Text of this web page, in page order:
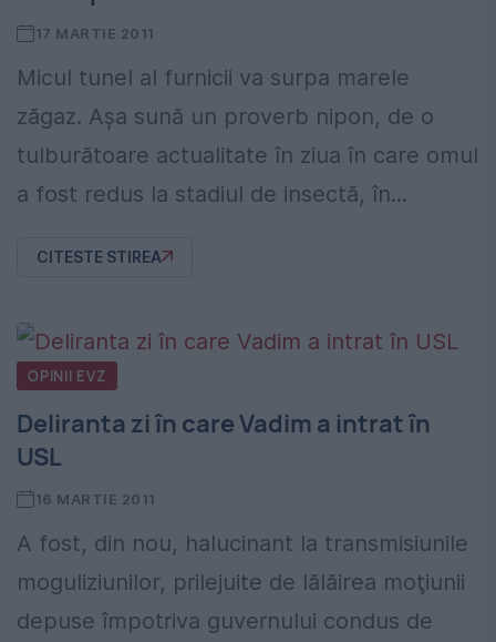
17 MARTIE 2011
Micul tunel al furnicii va surpa marele
zăgaz. Aşa sună un proverb nipon, de o
tulburătoare actualitate în ziua în care omul
a fost redus la stadiul de insectă, în...
CITESTE STIREA
OPINII EVZ
Deliranta zi în care Vadim a intrat în
USL
16 MARTIE 2011
A fost, din nou, halucinant la transmisiunile
moguliziunilor, prilejuite de lălăirea moţiunii
depuse împotriva guvernului condus de